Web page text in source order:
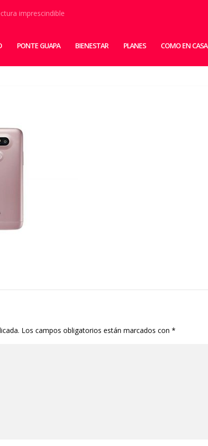
imprescindible
PONTE GUAPA BIENESTAR PLANES COMO EN CASA
Los campos obligatorios están marcados con*